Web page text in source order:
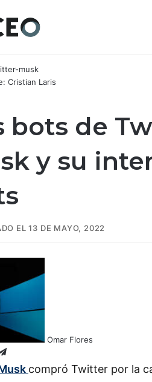
Cristian Laris
bots de
y su
EL 13 DE MAYO, 2022
Omar Flores
e
compró Twitter por la